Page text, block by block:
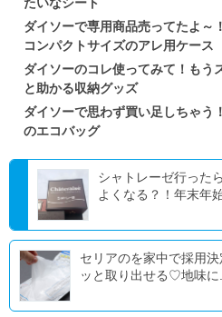
たいなシート
ダイソーで専用商品売ってたよ
コンパクトサイズのアレ用ケース
ダイソーのコレ使ってみて！も
と助かる収納グッズ
ダイソーで思わず買い足しちゃ
のエコバッグ
シャトレーゼ行った
よくなる？！年末年
セリアのを家中で採用
ッと取り出せる♡地味に